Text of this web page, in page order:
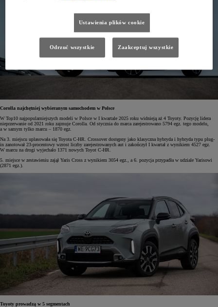
Corolla najchętniej wybieranym samochodem w Polsce
W Top10 najpopularniejszych modeli w Polsce w I kwartale 2025 roku widnieją aż 4 Toyoty. Pozycję lidera
nieprzerwanie od 2021 roku zajmuje Corolla. Od stycznia do marca zarejestrowano 5794 egz. tego modelu,
a w samym tylko marcu – 1870 egz.
Na 3. miejscu uplasowała się Toyota C-HR. Crossover dostępny jako klasyczna hybryda i hybryda typu plug-
in zanotował 23-procentowy wzrost liczby zarejestrowanych aut i zakończył I kwartał z wynikiem 4527 egz.
W marcu na drogi wyjechało 1371 nowych Toyot C-HR.
5. miejsce w zestawieniu zajął Yaris Cross z wynikiem 3054 egz., a 6. pozycja przypadła w udziale Yarisowi
(2871 egz.).
Toyoty prowadzą w 5 segmentach
Ustawienia plików cookie
Odrzuć wszystkie Zaakceptuj wszystkie